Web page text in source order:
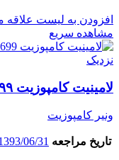
افزودن به لیست علاقه
مشاهده سریع
نزدیک
لامینیت کامپوزیت ۶۶۹۹ | شماره پرونده : 6699
ونیر کامپوزیت
تاریخ مراجعه 06/31